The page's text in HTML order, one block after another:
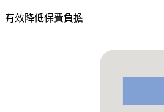
有效降低保費負擔